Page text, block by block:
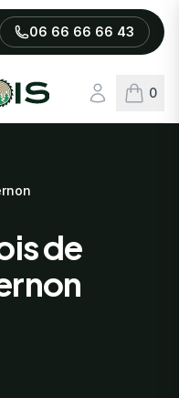
06 66 66 66 43
Connexion
0
articles
de